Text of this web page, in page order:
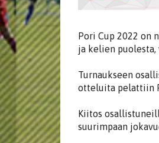
Pori Cup 2022 on
ja kelien
Turnaukseen
otteluita pelattiin
Kiitos
suurimpaan